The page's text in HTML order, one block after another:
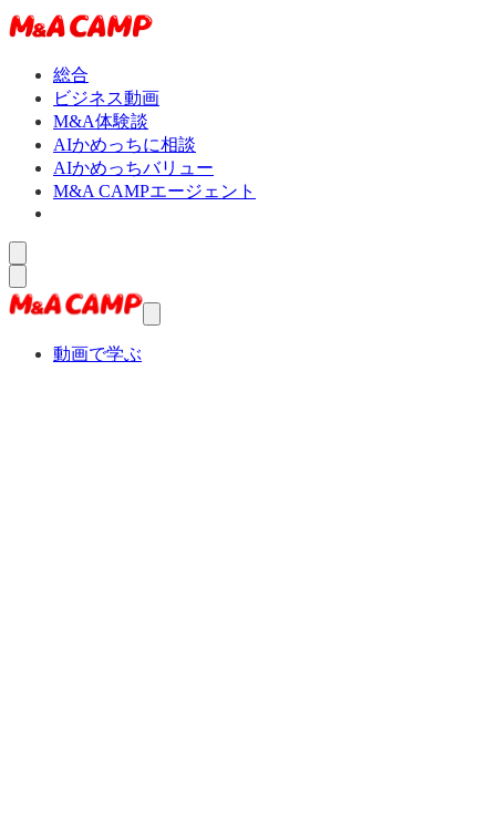
総合
ビジネス動画
M&A体験談
AIかめっちに相談
AIかめっちバリュー
M&A CAMPエージェント
動画で学ぶ